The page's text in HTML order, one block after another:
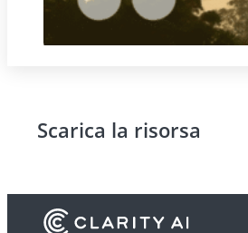
Scarica la risorsa